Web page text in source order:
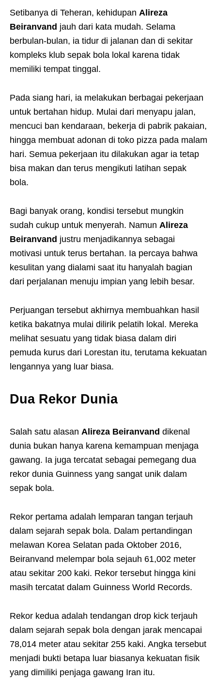
Setibanya di Teheran, kehidupan Alireza
Beiranvand jauh dari kata mudah. Selama
berbulan-bulan, ia tidur di jalanan dan di sekitar
kompleks klub sepak bola lokal karena tidak
memiliki tempat tinggal.
Pada siang hari, ia melakukan berbagai pekerjaan
untuk bertahan hidup. Mulai dari menyapu jalan,
mencuci ban kendaraan, bekerja di pabrik pakaian,
hingga membuat adonan di toko pizza pada malam
hari. Semua pekerjaan itu dilakukan agar ia tetap
bisa makan dan terus mengikuti latihan sepak
bola.
Bagi banyak orang, kondisi tersebut mungkin
sudah cukup untuk menyerah. Namun Alireza
Beiranvand justru menjadikannya sebagai
motivasi untuk terus bertahan. Ia percaya bahwa
kesulitan yang dialami saat itu hanyalah bagian
dari perjalanan menuju impian yang lebih besar.
Perjuangan tersebut akhirnya membuahkan hasil
ketika bakatnya mulai dilirik pelatih lokal. Mereka
melihat sesuatu yang tidak biasa dalam diri
pemuda kurus dari Lorestan itu, terutama kekuatan
lengannya yang luar biasa.
Dua Rekor Dunia
Salah satu alasan Alireza Beiranvand dikenal
dunia bukan hanya karena kemampuan menjaga
gawang. Ia juga tercatat sebagai pemegang dua
rekor dunia Guinness yang sangat unik dalam
sepak bola.
Rekor pertama adalah lemparan tangan terjauh
dalam sejarah sepak bola. Dalam pertandingan
melawan Korea Selatan pada Oktober 2016,
Beiranvand melempar bola sejauh 61,002 meter
atau sekitar 200 kaki. Rekor tersebut hingga kini
masih tercatat dalam Guinness World Records.
Rekor kedua adalah tendangan drop kick terjauh
dalam sejarah sepak bola dengan jarak mencapai
78,014 meter atau sekitar 255 kaki. Angka tersebut
menjadi bukti betapa luar biasanya kekuatan fisik
yang dimiliki penjaga gawang Iran itu.